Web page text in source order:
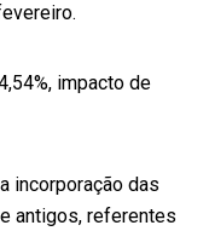
impacto de
incorporação das
antigos, referentes